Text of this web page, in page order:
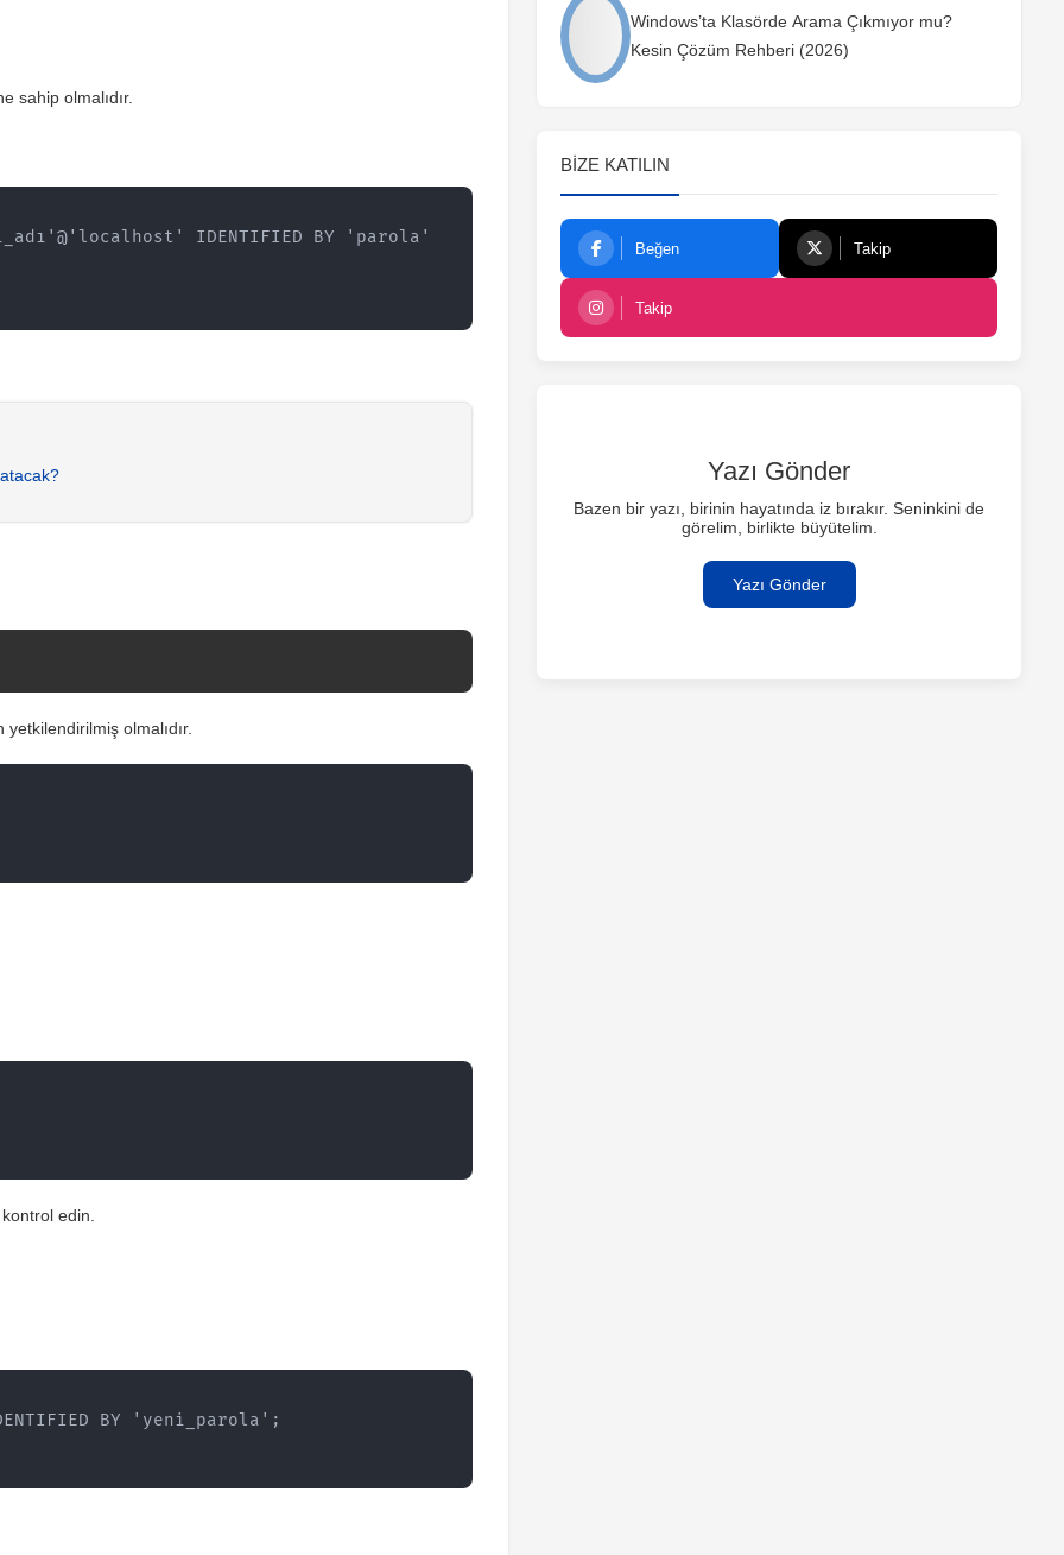
sahip olmalıdır.
IDENTIFIED BY 'parola'
olmalıdır.
edin.
BY 'yeni_parola';
Windows’ta Klasörde Arama Çıkmıyor mu?
Kesin Çözüm Rehberi (2026)
BIZE KATILIN
Beğen Takip
Takip
Yazı Gönder
Bazen bir yazı, birinin hayatında iz bırakır. Seninkini de
görelim, birlikte büyütelim.
Yazı Gönder